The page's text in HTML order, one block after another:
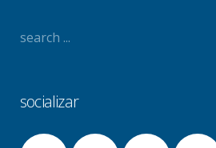
socializar